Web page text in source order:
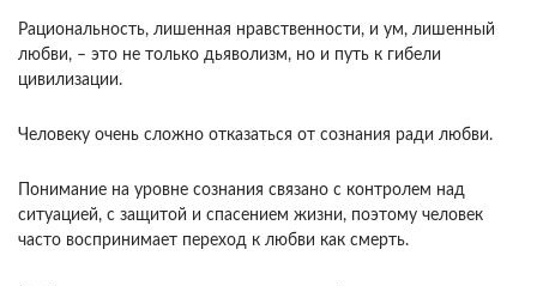
Рациональность, лишенная нравственности, и ум, лишенный
любви, – это не только дьяволизм, но и путь к гибели
цивилизации.
Человеку очень сложно отказаться от сознания ради любви.
Понимание на уровне сознания связано с контролем над
ситуацией, с защитой и спасением жизни, поэтому человек
часто воспринимает переход к любви как смерть.